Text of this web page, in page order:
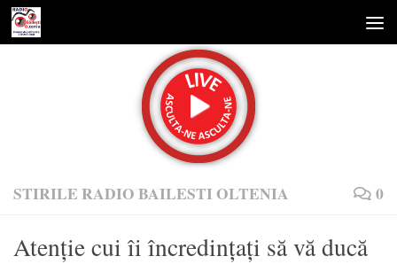
Skip to content
STIRILE RADIO BAILESTI OLTENIA 0
Atenție cui îi încredințați să vă ducă